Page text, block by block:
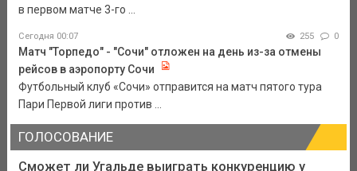
в первом матче 3-го ...
Сегодня 00:07 255 0
Матч "Торпедо" - "Сочи" отложен на день из-за отмены
рейсов в аэропорту Сочи
Футбольный клуб «Сочи» отправится на матч пятого тура
Пари Первой лиги против ...
ГОЛОСОВАНИЕ
Сможет ли Угальде выиграть конкуренцию у